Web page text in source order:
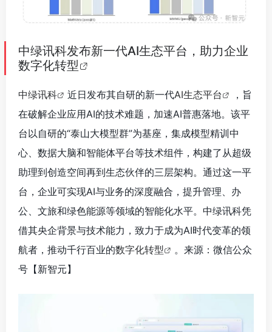
中绿讯科发布新一代AI生态平台，助力企业
数字化转型
中绿讯科 近日发布其自研的新一代AI生态平台
，旨
在破解企业应用AI的技术难题，加速AI普惠落地。该平
台以自研的“泰山大模型群”为基座，集成模型精训中
心、数据大脑和智能体平台等技术组件，构建了从超级
助理到创造空间再到生态伙伴的三层架构。通过这一平
台，企业可实现AI与业务的深度融合，提升管理、办
公、文旅和绿色能源等领域的智能化水平。中绿讯科凭
借其央企背景与技术能力，致力于成为AI时代变革的领
航者，推动千行百业的数字化转型
。来源：微信公众
号【新智元】